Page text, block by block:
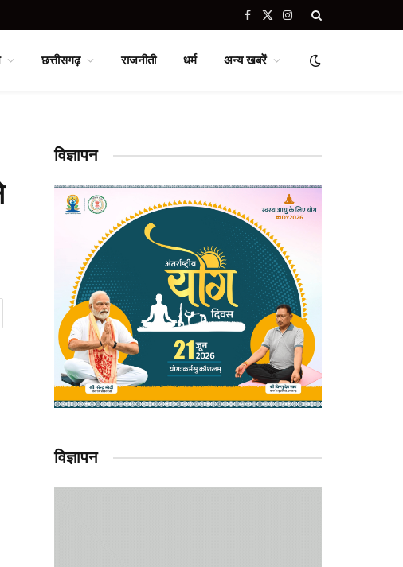
Facebook
X
Instagram
छत्तीसगढ़ राजनीती धर्म अन्य खबरें
विज्ञापन
विज्ञापन